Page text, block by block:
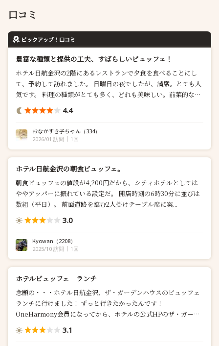
口コミ
ピックアップ！口コミ
豊富な種類と提供の工夫、すばらしいビュッフェ！
ホテル日航金沢の2階にあるレストランで夕食を食べることにし
て、予約して訪れました。 日曜日の夜でしたが、満席。とても人
気です。 料理の種類がとても多く、どれも美味しい。前菜的なも
のも美味しくて楽しめました。 ビュッフェといえど、ホテルの食
事として高いクオリティがあり、きちんと作られていて食べや...
4.4
おなかすき子ちゃん （334）
2026/01 訪問
1回
ホテル日航金沢の朝食ビュッフェ。
朝食ビュッフェの値段が4,200円だから、シティホテルとしては
ややアッパーに振れている設定だ。 開店時刻の6時30分に並びは
数組（平日）。 前面道路を臨む2人掛けテーブル席に案...
3.0
Kyowan （2208）
2025/10 訪問
1回
ホテルビュッフェ ランチ
念願の・・・ホテル日航金沢、ザ・ガーデンハウスのビュッフェ
ランチに行けました！ ずっと行きたかったんです！
OneHarmony会員になってから、ホテルの公式HPのザ・ガーデ
ン...
3.1